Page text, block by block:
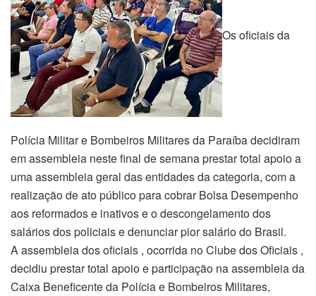
Os oficiais da
Polícia Militar e Bombeiros Militares da Paraíba decidiram
em assembleia neste final de semana prestar total apoio a
uma assembleia geral das entidades da categoria, com a
realização de ato público para cobrar Bolsa Desempenho
aos reformados e inativos e o descongelamento dos
salários dos policiais e denunciar pior salário do Brasil.
A assembleia dos oficiais , ocorrida no Clube dos Oficiais ,
decidiu prestar total apoio e participação na assembleia da
Caixa Beneficente da Polícia e Bombeiros Militares,